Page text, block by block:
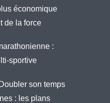
économique
de la force
:
sportive
Doubler son temps
: les plans